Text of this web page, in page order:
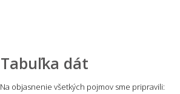
Tabuľka dát
Na objasnenie všetkých pojmov sme pripravili: